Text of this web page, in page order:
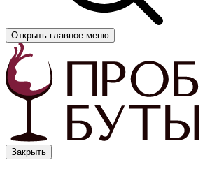
Открыть главное меню
Закрыть